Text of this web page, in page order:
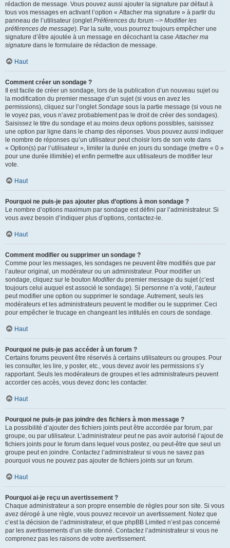
rédaction de message. Vous pouvez aussi ajouter la signature par défaut à
tous vos messages en activant l’option « Attacher ma signature » à partir du
panneau de l’utilisateur (ongletPréférences du forum --> Modifier les
préférences de message). Par la suite, vous pourrez toujours empêcher une
signature d’être ajoutée à un message en décochant la caseAttacher ma
signature dans le formulaire de rédaction de message.
Haut
Comment créer un sondage ?
Il est facile de créer un sondage, lors de la publication d’un nouveau sujet ou
la modification du premier message d’un sujet (si vous en avez les
permissions), cliquez sur l’ongletSondage sous la partie message (si vous ne
le voyez pas, vous n’avez probablement pas le droit de créer des sondages).
Saisissez le titre du sondage et au moins deux options possibles, saisissez
une option par ligne dans le champ des réponses. Vous pouvez aussi indiquer
le nombre de réponses qu’un utilisateur peut choisir lors de son vote dans
« Option(s) par l’utilisateur », limiter la durée en jours du sondage (mettre « 0 »
pour une durée illimitée) et enfin permettre aux utilisateurs de modifier leur
vote.
Haut
Pourquoi ne puis-je pas ajouter plus d’options à mon sondage ?
Le nombre d’options maximum par sondage est défini par l’administrateur. Si
vous avez besoin d’indiquer plus d’options, contactez-le.
Haut
Comment modifier ou supprimer un sondage ?
Comme pour les messages, les sondages ne peuvent être modifiés que par
l’auteur original, un modérateur ou un administrateur. Pour modifier un
sondage, cliquez sur le bouton Modifierdu premier message du sujet (c’est
toujours celui auquel est associé le sondage). Si personne n’a voté, l’auteur
peut modifier une option ou supprimer le sondage. Autrement, seuls les
modérateurs et les administrateurs peuvent le modifier ou le supprimer. Ceci
pour empêcher le trucage en changeant les intitulés en cours de sondage.
Haut
Pourquoi ne puis-je pas accéder à un forum ?
Certains forums peuvent être réservés à certains utilisateurs ou groupes. Pour
les consulter, les lire, y poster, etc., vous devez avoir les permissions s’y
rapportant. Seuls les modérateurs de groupes et les administrateurs peuvent
accorder ces accès, vous devez donc les contacter.
Haut
Pourquoi ne puis-je pas joindre des fichiers à mon message ?
La possibilité d’ajouter des fichiers joints peut être accordée par forum, par
groupe, ou par utilisateur. L’administrateur peut ne pas avoir autorisé l’ajout de
fichiers joints pour le forum dans lequel vous postez, ou peut-être que seul un
groupe peut en joindre. Contactez l’administrateur si vous ne savez pas
pourquoi vous ne pouvez pas ajouter de fichiers joints sur un forum.
Haut
Pourquoi ai-je reçu un avertissement ?
Chaque administrateur a son propre ensemble de règles pour son site. Si vous
avez dérogé à une règle, vous pouvez recevoir un avertissement. Notez que
c’est la décision de l’administrateur, et que phpBB Limited n’est pas concerné
par les avertissements d’un site donné. Contactez l’administrateur si vous ne
comprenez pas les raisons de votre avertissement.